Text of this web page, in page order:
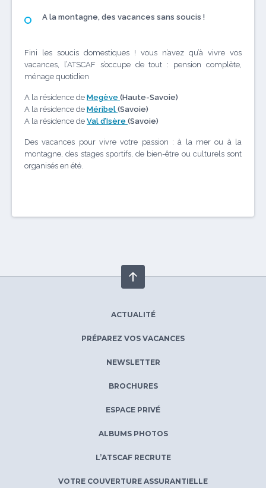
A la montagne, des vacances sans soucis !
Fini les soucis domestiques ! vous n’avez qu’à vivre vos
vacances, l’ATSCAF s’occupe de tout : pension complète,
ménage quotidien
A la résidence de Megève (Haute-Savoie)
A la résidence de Méribel (Savoie)
A la résidence de Val d’Isère (Savoie)
Des vacances pour vivre votre passion : à la mer ou à la
montagne, des stages sportifs, de bien-être ou culturels sont
organisés en été.
ACTUALITÉ
PRÉPAREZ VOS VACANCES
NEWSLETTER
BROCHURES
ESPACE PRIVÉ
ALBUMS PHOTOS
L’ATSCAF RECRUTE
VOTRE COUVERTURE ASSURANTIELLE